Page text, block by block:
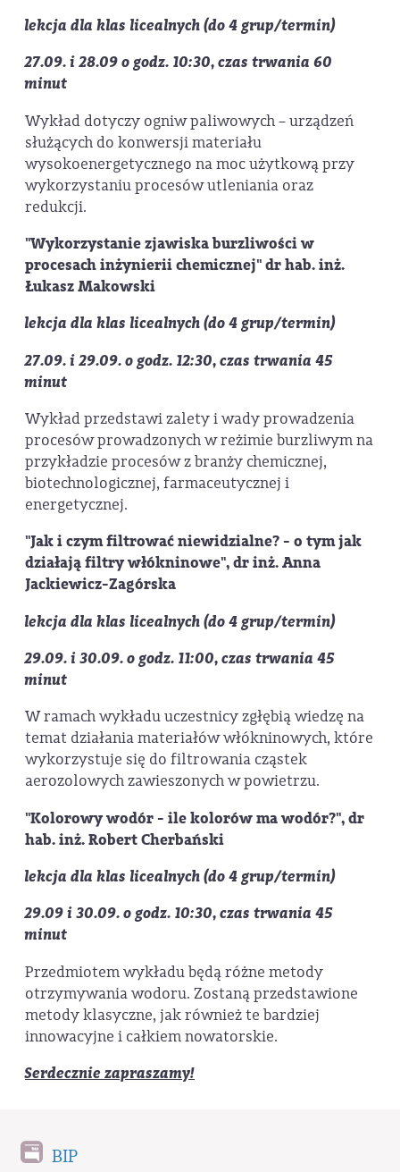
lekcja dla klas licealnych(do 4 grup/termin)
27.09. i 28.09 o godz. 10:30, czas trwania 60
minut
Wykład dotyczy ogniw paliwowych – urządzeń
służących do konwersji materiału
wysokoenergetycznego na moc użytkową przy
wykorzystaniu procesów utleniania oraz
redukcji.
"Wykorzystanie zjawiska burzliwości w
procesach inżynierii chemicznej" dr hab. inż.
Łukasz Makowski
lekcja dla klas licealnych(do 4 grup/termin)
27.09. i 29.09. o godz. 12:30, czas trwania 45
minut
Wykład przedstawi zalety i wady prowadzenia
procesów prowadzonych w reżimie burzliwym na
przykładzie procesów z branży chemicznej,
biotechnologicznej, farmaceutycznej i
energetycznej.
"Jak i czym filtrować niewidzialne? - o tym jak
działają filtry włókninowe", dr inż. Anna
Jackiewicz-Zagórska
lekcja dla klas licealnych(do 4 grup/termin)
29.09. i 30.09. o godz. 11:00, czas trwania 45
minut
W ramach wykładu uczestnicy zgłębią wiedzę na
temat działania materiałów włókninowych, które
wykorzystuje się do filtrowania cząstek
aerozolowych zawieszonych w powietrzu.
"Kolorowy wodór - ile kolorów ma wodór?", dr
hab. inż. Robert Cherbański
lekcja dla klas licealnych(do 4 grup/termin)
29.09 i 30.09. o godz. 10:30, czas trwania 45
minut
Przedmiotem wykładu będą różne metody
otrzymywania wodoru. Zostaną przedstawione
metody klasyczne, jak również te bardziej
innowacyjne i całkiem nowatorskie.
Serdecznie zapraszamy!
BIP